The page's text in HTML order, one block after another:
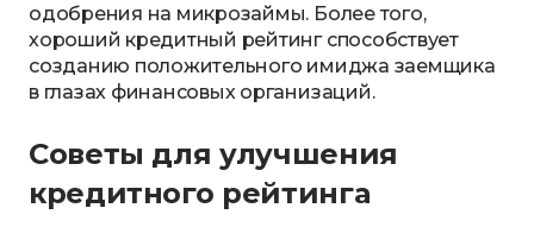
одобрения на микрозаймы. Более того,
хороший кредитный рейтинг способствует
созданию положительного имиджа заемщика
в глазах финансовых организаций.
Советы для улучшения
кредитного рейтинга